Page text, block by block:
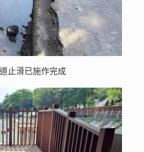
止滑已施作完成